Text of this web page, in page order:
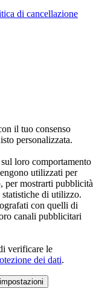
di cancellazione
il tuo consenso
personalizzata.
loro comportamento
utilizzati per
per mostrarti pubblicità
statistiche di utilizzo.
con quelli di
canali pubblicitari
verificare le
dei dati.